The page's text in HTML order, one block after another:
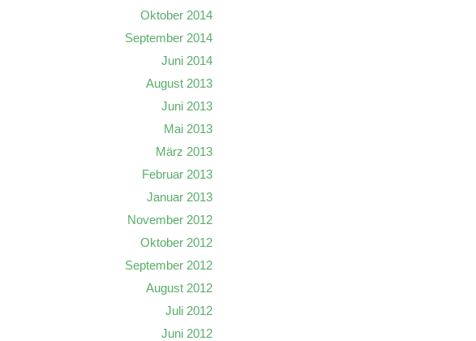
Oktober 2014
September 2014
Juni 2014
August 2013
Juni 2013
Mai 2013
März 2013
Februar 2013
Januar 2013
November 2012
Oktober 2012
September 2012
August 2012
Juli 2012
Juni 2012